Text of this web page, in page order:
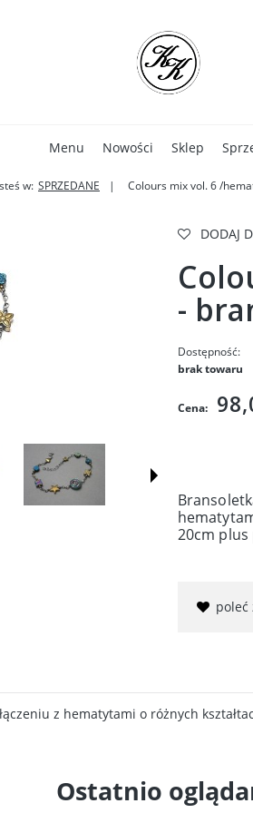
Menu Nowości Sklep
w: SPRZEDANE Colours mix vol. 6 /
DODAJ
-
Dostępność:
brak towaru
Cena:
20cm plus
poleć
z hematytami o różnych
Ostatnio